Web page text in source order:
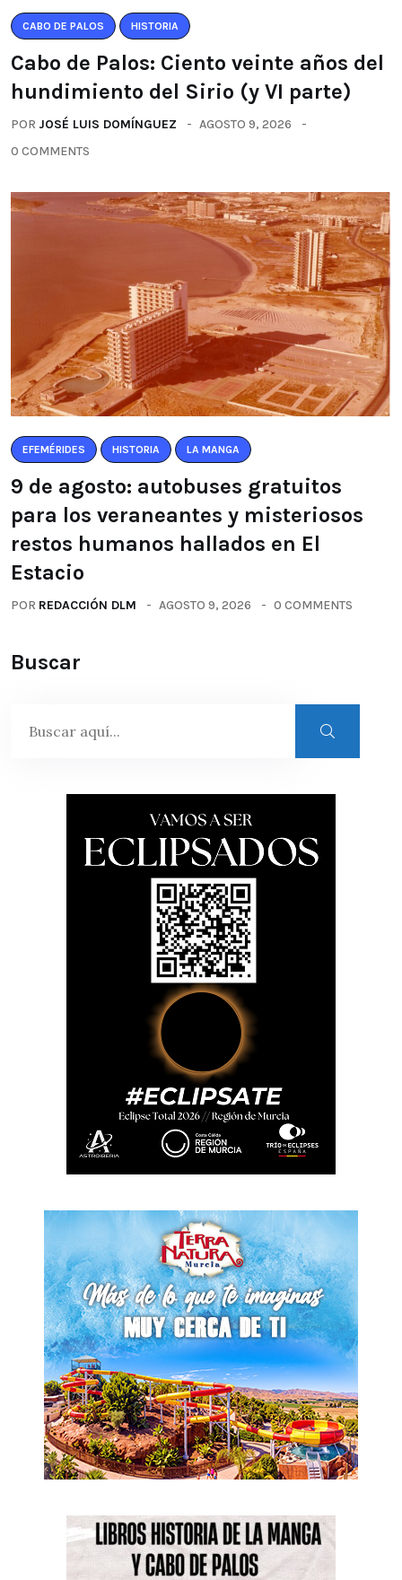
CABO DE PALOS HISTORIA
Cabo de Palos: Ciento veinte años del
hundimiento del Sirio (y VI parte)
POR JOSÉ LUIS DOMÍNGUEZ
AGOSTO 9, 2026
0 COMMENTS
EFEMÉRIDES HISTORIA LA MANGA
9 de agosto: autobuses gratuitos
para los veraneantes y misteriosos
restos humanos hallados en El
Estacio
POR REDACCIÓN DLM AGOSTO 9, 2026 0 COMMENTS
Buscar